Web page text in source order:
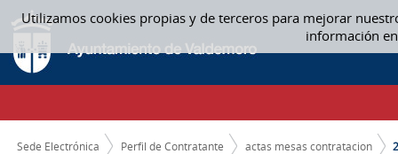
Utilizamos cookies propias y de terceros para mejorar
información
Saltar al contenido
2019 - ACTAS MESAS CONTRATACION
CAMINO DE MIGAS
Sede Electrónica Perfil de Contratante actas mesas contratacion